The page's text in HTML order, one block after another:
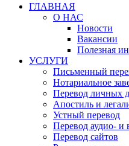
ГЛАВНАЯ
О НАС
Новости
Вакансии
Полезная
УСЛУГИ
Письменный
Нотариальное
Перевод личных
Апостиль и
Устный перевод
Перевод аудио- и
Перевод сайтов